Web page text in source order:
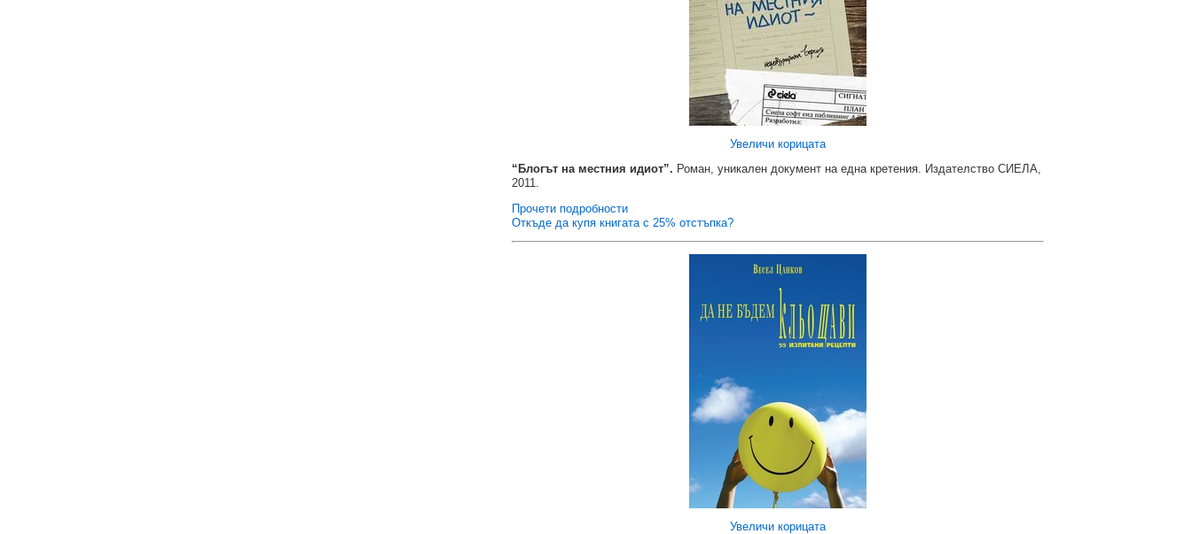
Увеличи корицата
“Блогът на местния идиот”. Роман, уникален документ на една кретения. Издателство СИЕЛА,
2011.
Прочети подробности
Откъде да купя книгата с 25% отстъпка?
Увеличи корицата